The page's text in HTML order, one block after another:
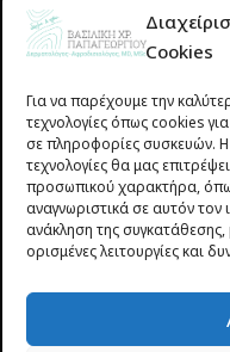
Cookies
Για να παρέχουμε την
τεχνολογίες όπως cookies
σε πληροφορίες συσκευών. Η
τεχνολογίες θα μας
προσωπικού χαρακτήρα,
αναγνωριστικά σε αυτόν
ανάκληση της
ορισμένες λειτουργίες και
αυξημένη εγκάρσια
προδιαθεσικών
ακατάλληλα
κοπής νυχιών.
Είσφρυση
Η θεραπευτική
όνυχος εξαρτάται